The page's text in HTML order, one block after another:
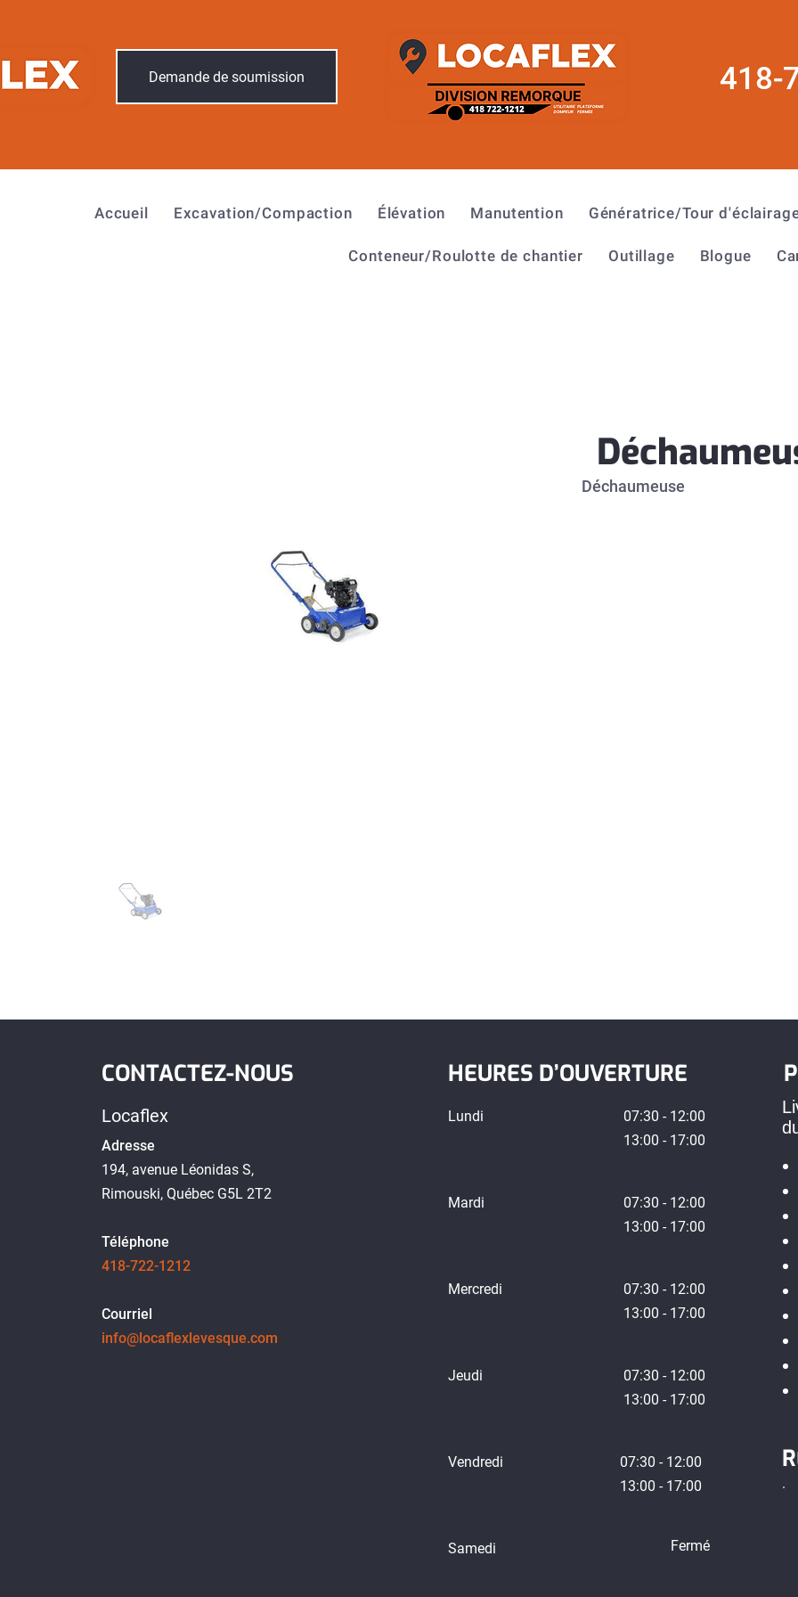
Demande de soumission 418-
Accueil Excavation/Compaction Élévation Manutention Génératrice/Tour
Conteneur/Roulotte de chantier Outillage Blogue
Déchaumeuse
CONTACTEZ-NOUS
Locaflex
Adresse
194, avenue Léonidas S,
Rimouski, Québec G5L 2T2
Téléphone
418-722-1212
Courriel
info@locaflexlevesque.com
HEURES D’OUVERTURE
Lundi
07:30 - 12:00
13:00 - 17:00
Mardi
07:30 - 12:00
13:00 - 17:00
Mercredi
07:30 - 12:00
13:00 - 17:00
Jeudi
07:30 - 12:00
13:00 - 17:00
Vendredi
07:30 - 12:00
13:00 - 17:00
Samedi Fermé